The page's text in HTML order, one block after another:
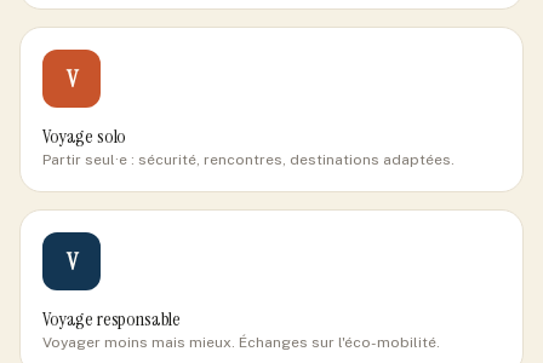
V
Voyage solo
Partir seul·e : sécurité, rencontres, destinations adaptées.
V
Voyage responsable
Voyager moins mais mieux. Échanges sur l'éco-mobilité.